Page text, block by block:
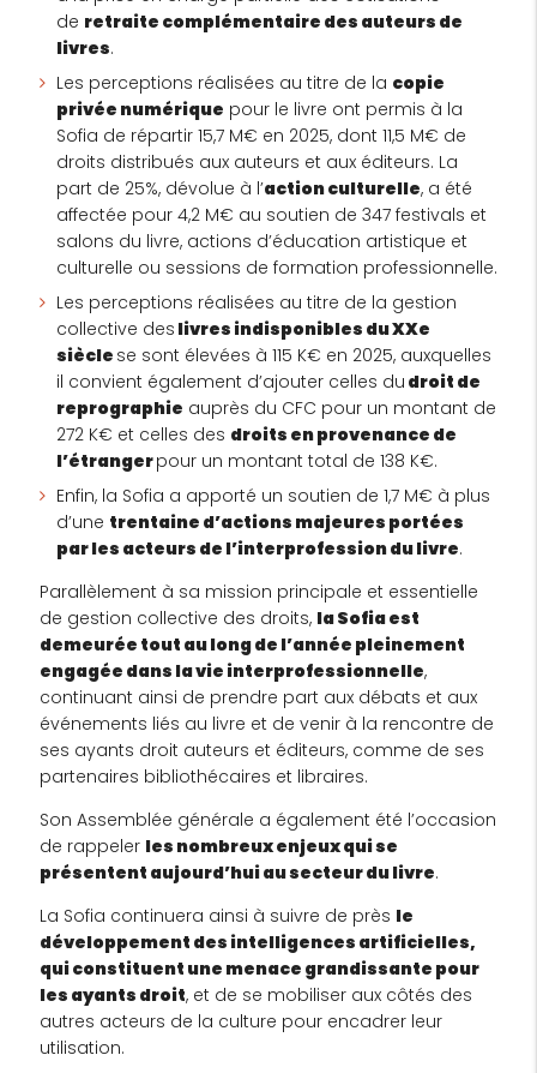
de retraite complémentaire des auteurs de
livres.
Les perceptions réalisées au titre de la copie
privée numérique pour le livre ont permis à la
Sofia de répartir 15,7 M€ en 2025, dont 11,5 M€ de
droits distribués aux auteurs et aux éditeurs. La
part de 25%, dévolue à l’action culturelle, a été
affectée pour 4,2 M€ au soutien de 347 festivals et
salons du livre, actions d’éducation artistique et
culturelle ou sessions de formation professionnelle.
Les perceptions réalisées au titre de la gestion
collective des livres indisponibles du XXe
siècle se sont élevées à 115 K€ en 2025, auxquelles
il convient également d’ajouter celles du droit de
reprographie auprès du CFC pour un montant de
272 K€ et celles des droits en provenance de
l’étrangerpour un montant total de 138 K€.
Enfin, la Sofia a apporté un soutien de 1,7 M€ à plus
d’une trentaine d’actions majeures portées
par les acteurs de l’interprofession du livre.
Parallèlement à sa mission principale et essentielle
de gestion collective des droits, la Sofia est
demeurée tout au long de l’année pleinement
engagée dans la vie interprofessionnelle,
continuant ainsi de prendre part aux débats et aux
événements liés au livre et de venir à la rencontre de
ses ayants droit auteurs et éditeurs, comme de ses
partenaires bibliothécaires et libraires.
Son Assemblée générale a également été l’occasion
de rappeler les nombreux enjeux qui se
présentent aujourd’hui au secteur du livre.
La Sofia continuera ainsi à suivre de près le
développement des intelligences artificielles,
qui constituent une menace grandissante pour
les ayants droit, et de se mobiliser aux côtés des
autres acteurs de la culture pour encadrer leur
utilisation.